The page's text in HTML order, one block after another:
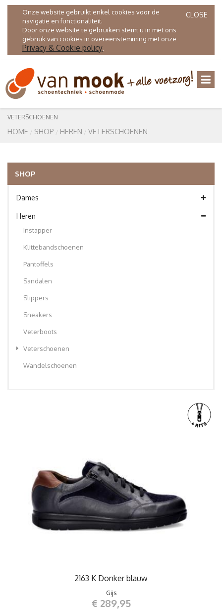
CLOSE
Onze website gebruikt enkel cookies voor de
navigatie en functionaliteit.
Door onze website te gebruiken stemt u in met ons
gebruik van cookies in overeenstemming met onze
Privacy & Cookie policy.
VETERSCHOENEN
HOME SHOP HEREN VETERSCHOENEN
SHOP
Dames
Heren
Instapper
Klittebandschoenen
Pantoffels
Sandalen
Slippers
Sneakers
Veterboots
Veterschoenen
Wandelschoenen
2163 K Donker blauw
Gijs
€ 289,95